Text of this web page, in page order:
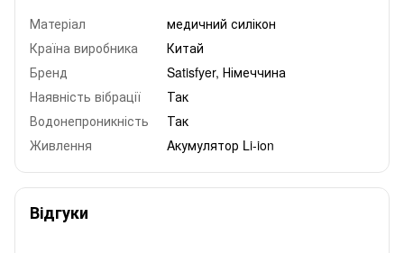
Матеріал
медичний силікон
Країна виробника
Китай
Бренд
Satisfyer, Німеччина
Наявність вібрації
Так
Водонепроникність
Так
Живлення
Aкумулятор Li-ion
Відгуки